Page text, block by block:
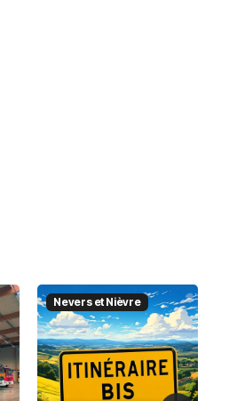
Nevers et Nièvre